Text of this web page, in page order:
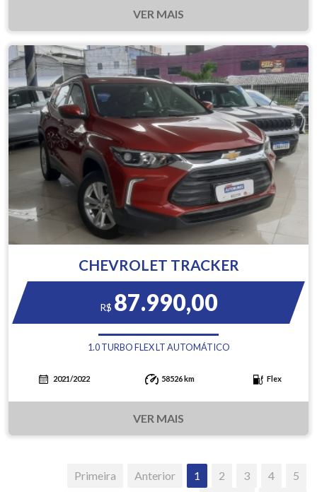
VER MAIS
CHEVROLET TRACKER
R$ 87.990,00
1.0 TURBO FLEX LT AUTOMÁTICO
2021/2022 58526 km Flex
VER MAIS
Primeira Anterior 1 2 3 4
5